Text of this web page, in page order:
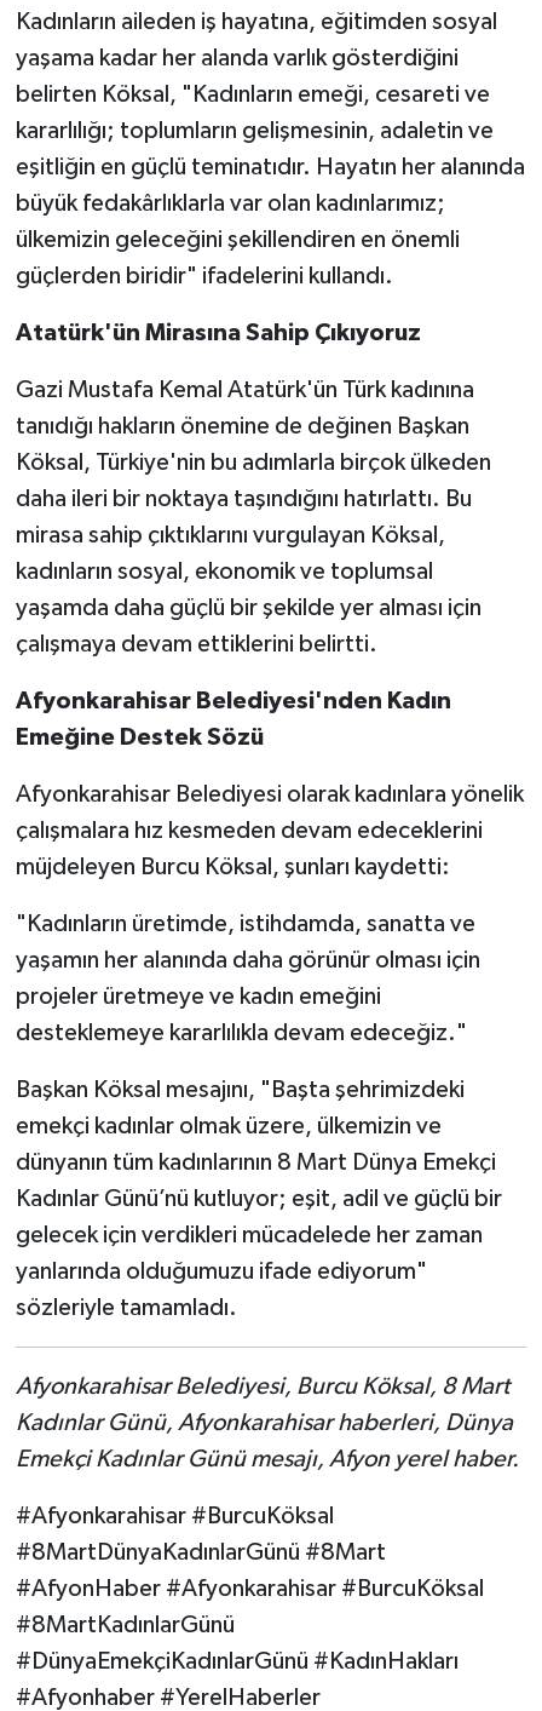
Kadınların aileden iş hayatına, eğitimden sosyal
yaşama kadar her alanda varlık gösterdiğini
belirten Köksal, "Kadınların emeği, cesareti ve
kararlılığı; toplumların gelişmesinin, adaletin ve
eşitliğin en güçlü teminatıdır. Hayatın her alanında
büyük fedakârlıklarla var olan kadınlarımız;
ülkemizin geleceğini şekillendiren en önemli
güçlerden biridir" ifadelerini kullandı.
Atatürk'ün Mirasına Sahip Çıkıyoruz
Gazi Mustafa Kemal Atatürk'ün Türk kadınına
tanıdığı hakların önemine de değinen Başkan
Köksal, Türkiye'nin bu adımlarla birçok ülkeden
daha ileri bir noktaya taşındığını hatırlattı. Bu
mirasa sahip çıktıklarını vurgulayan Köksal,
kadınların sosyal, ekonomik ve toplumsal
yaşamda daha güçlü bir şekilde yer alması için
çalışmaya devam ettiklerini belirtti.
Afyonkarahisar Belediyesi'nden Kadın
Emeğine Destek Sözü
Afyonkarahisar Belediyesi olarak kadınlara yönelik
çalışmalara hız kesmeden devam edeceklerini
müjdeleyen Burcu Köksal, şunları kaydetti:
"Kadınların üretimde, istihdamda, sanatta ve
yaşamın her alanında daha görünür olması için
projeler üretmeye ve kadın emeğini
desteklemeye kararlılıkla devam edeceğiz."
Başkan Köksal mesajını, "Başta şehrimizdeki
emekçi kadınlar olmak üzere, ülkemizin ve
dünyanın tüm kadınlarının 8 Mart Dünya Emekçi
Kadınlar Günü’nü kutluyor; eşit, adil ve güçlü bir
gelecek için verdikleri mücadelede her zaman
yanlarında olduğumuzu ifade ediyorum"
sözleriyle tamamladı.
Afyonkarahisar Belediyesi, Burcu Köksal, 8 Mart
Kadınlar Günü, Afyonkarahisar haberleri, Dünya
Emekçi Kadınlar Günü mesajı, Afyon yerel haber.
#Afyonkarahisar #BurcuKöksal
#8MartDünyaKadınlarGünü #8Mart
#AfyonHaber #Afyonkarahisar #BurcuKöksal
#8MartKadınlarGünü
#DünyaEmekçiKadınlarGünü #KadınHakları
#Afyonhaber #YerelHaberler